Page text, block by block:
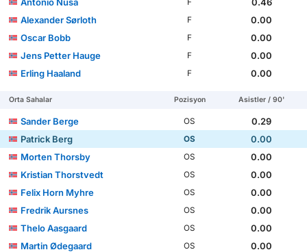
Alexander Sørloth
F
0.00
Oscar Bobb
F
0.00
Jens Petter Hauge
F
0.00
Erling Haaland
F 0.00
Orta Sahalar Pozisyon Asistler / 90'
Sander Berge OS
0.29
Patrick Berg
OS
0.00
Morten Thorsby
OS
0.00
Kristian Thorstvedt
OS
0.00
Felix Horn Myhre
OS
0.00
Fredrik Aursnes
OS
0.00
Thelo Aasgaard
OS
0.00
Martin Ødegaard
OS 0.00